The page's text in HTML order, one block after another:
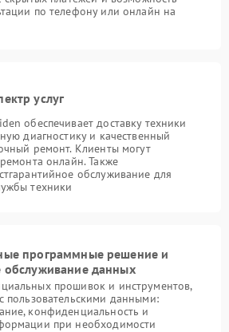
по телефону или онлайн на
услуг
обеспечивает доставку техники
диагностику и качественный
ремонт. Клиенты могут
онлайн. Также
обслуживание для
техники
программные решение и
обслуживание данных
прошивок и инструментов,
пользовательскими данными:
конфиденциальность и
при необходимости